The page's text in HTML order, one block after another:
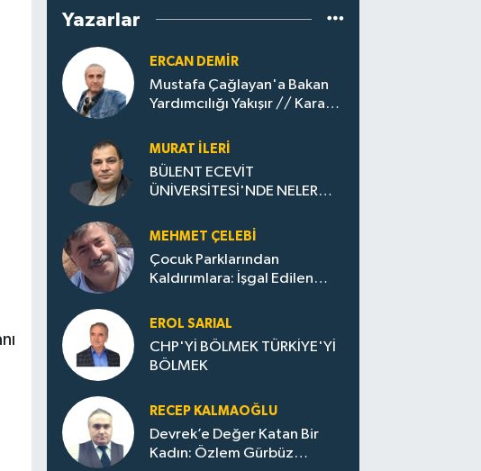
Yazarlar
ERCAN DEMIR
Mustafa Çağlayan'a Bakan
Yardımcılığı Yakışır // ​Kara
Zonguldak'ın Dönüşümü..
MURAT İLERI
BÜLENT ECEVİT
ÜNİVERSİTESİ'NDE NELER
MEHMET ÇELEBI
Çocuk Parklarından
Kaldırımlara: İşgal Edilen
Evler Çöp Dolu
EROL SARIAL
CHP'Yİ BÖLMEK TÜRKİYE'Yİ
BÖLMEK
RECEP KALMAOĞLU
Devrek’e Değer Katan Bir
Kadın: Özlem Gürbüz